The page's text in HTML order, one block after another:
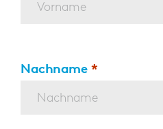
Nachname